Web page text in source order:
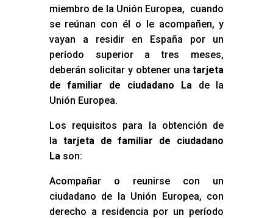
miembro de la Unión Europea, cuando
se reúnan con él o le acompañen, y
vayan a residir en España por un
período superior a tres meses,
deberán solicitar y obtener unatarjeta
de familiar de ciudadano La de la
Unión Europea.
Los requisitos para la obtención de
la tarjeta de familiar de ciudadano
La son:
Acompañar o reunirse con un
ciudadano de la Unión Europea, con
derecho a residencia por un período